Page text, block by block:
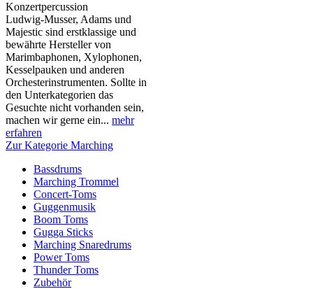
Konzertpercussion
Ludwig-Musser, Adams und
Majestic sind erstklassige und
bewährte Hersteller von
Marimbaphonen, Xylophonen,
Kesselpauken und anderen
Orchesterinstrumenten. Sollte in
den Unterkategorien das
Gesuchte nicht vorhanden sein,
machen wir gerne ein... mehr
erfahren
Zur Kategorie Marching
Bassdrums
Marching Trommel
Concert-Toms
Guggenmusik
Boom Toms
Gugga Sticks
Marching Snaredrums
Power Toms
Thunder Toms
Zubehör